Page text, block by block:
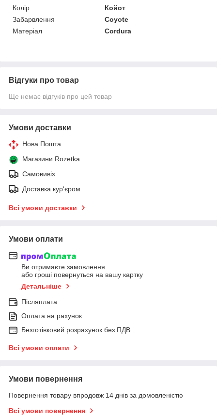
Колір
Койот
Забарвлення
Coyote
Матеріал
Cordura
Відгуки про товар
Ще немає відгуків про цей товар
Умови доставки
Нова Пошта
Магазини Rozetka
Самовивіз
Доставка кур'єром
Всі умови доставки
Умови оплати
Ви отримаєте замовлення
або гроші повернуться на вашу картку
Детальніше
Післяплата
Оплата на рахунок
Безготівковий розрахунок без ПДВ
Всі умови оплати
Умови повернення
Повернення товару впродовж 14 днів за домовленістю
Всі умови повернення